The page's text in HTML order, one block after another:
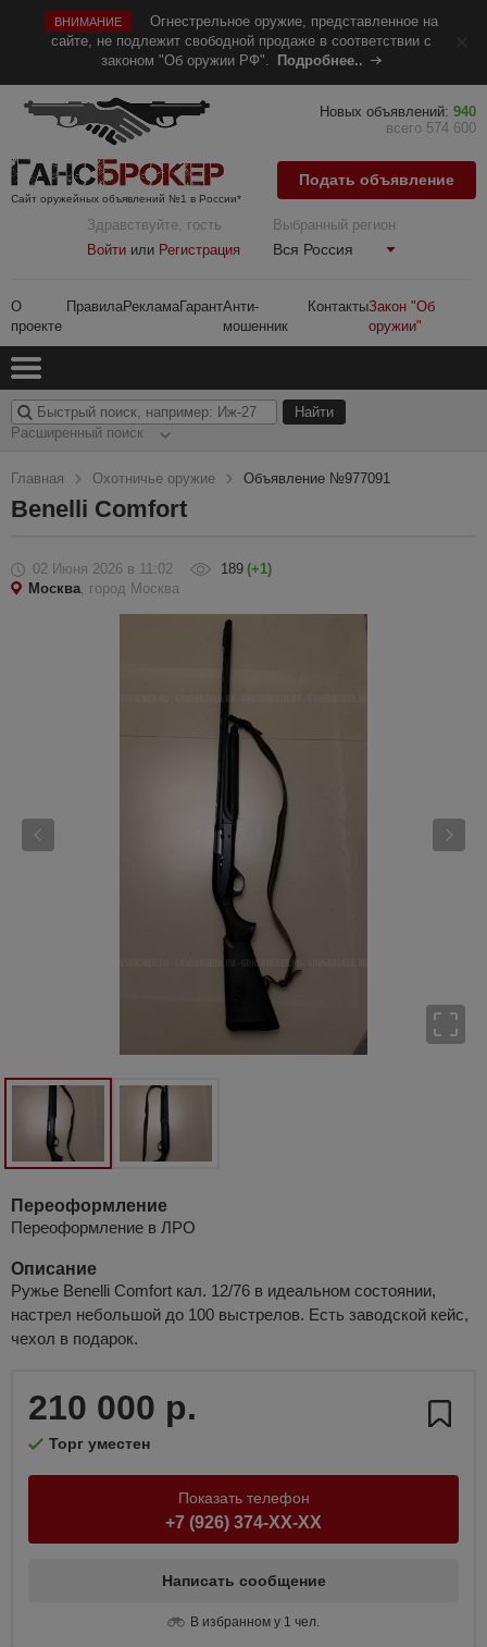
ВНИМАНИЕ
Огнестрельное оружие, представленное на
сайте, не подлежит свободной продаже в соответствии с
законом "Об оружии РФ".
Подробнее..
Сайт оружейных объявлений №1 в России*
Здравствуйте, гость
Войти или Регистрация
Выбранный регион
Вся Россия
О
проекте
ПравилаРекламаГарантАнти-
мошенник
КонтактыЗакон "Об
оружии"
Новых объявлений: 940
всего 574 600
Подать объявление
Расширенный поиск
Главная Охотничье оружие Объявление №977091
Benelli Comfort
02 Июня 2026 в 11:02 189 (+1)
Москва, город Москва
Переоформление
Переоформление в ЛРО
Описание
Ружье Benelli Comfort кал. 12/76 в идеальном состоянии,
настрел небольшой до 100 выстрелов. Есть заводской кейс,
чехол в подарок.
210 000 р.
Торг уместен
Показать телефон
+7 (926) 374-XX-XX
Написать сообщение
В избранном у 1 чел.